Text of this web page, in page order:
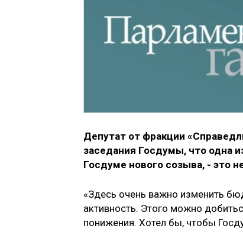
Депутат от фракции
заседания Госдумы, что одна
Госдуме нового созыва, - это
«Здесь очень важно изменить
активность. Этого можно
понижения. Хотел бы, чтобы